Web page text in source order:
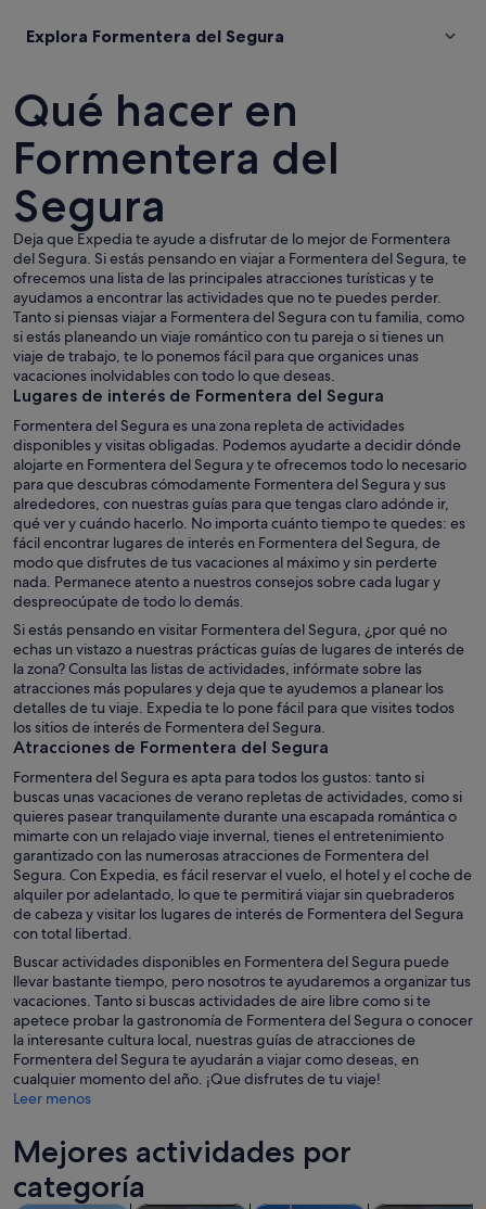
Explora Formentera del Segura
Qué hacer en
Formentera del
Segura
Deja que Expedia te ayude a disfrutar de lo mejor de Formentera
del Segura. Si estás pensando en viajar a Formentera del Segura, te
ofrecemos una lista de las principales atracciones turísticas y te
ayudamos a encontrar las actividades que no te puedes perder.
Tanto si piensas viajar a Formentera del Segura con tu familia, como
si estás planeando un viaje romántico con tu pareja o si tienes un
viaje de trabajo, te lo ponemos fácil para que organices unas
vacaciones inolvidables con todo lo que deseas.
Lugares de interés de Formentera del Segura
Formentera del Segura es una zona repleta de actividades
disponibles y visitas obligadas. Podemos ayudarte a decidir dónde
alojarte en Formentera del Segura y te ofrecemos todo lo necesario
para que descubras cómodamente Formentera del Segura y sus
alrededores, con nuestras guías para que tengas claro adónde ir,
qué ver y cuándo hacerlo. No importa cuánto tiempo te quedes: es
fácil encontrar lugares de interés en Formentera del Segura, de
modo que disfrutes de tus vacaciones al máximo y sin perderte
nada. Permanece atento a nuestros consejos sobre cada lugar y
despreocúpate de todo lo demás.
Si estás pensando en visitar Formentera del Segura, ¿por qué no
echas un vistazo a nuestras prácticas guías de lugares de interés de
la zona? Consulta las listas de actividades, infórmate sobre las
atracciones más populares y deja que te ayudemos a planear los
detalles de tu viaje. Expedia te lo pone fácil para que visites todos
los sitios de interés de Formentera del Segura.
Atracciones de Formentera del Segura
Formentera del Segura es apta para todos los gustos: tanto si
buscas unas vacaciones de verano repletas de actividades, como si
quieres pasear tranquilamente durante una escapada romántica o
mimarte con un relajado viaje invernal, tienes el entretenimiento
garantizado con las numerosas atracciones de Formentera del
Segura. Con Expedia, es fácil reservar el vuelo, el hotel y el coche de
alquiler por adelantado, lo que te permitirá viajar sin quebraderos
de cabeza y visitar los lugares de interés de Formentera del Segura
con total libertad.
Buscar actividades disponibles en Formentera del Segura puede
llevar bastante tiempo, pero nosotros te ayudaremos a organizar tus
vacaciones. Tanto si buscas actividades de aire libre como si te
apetece probar la gastronomía de Formentera del Segura o conocer
la interesante cultura local, nuestras guías de atracciones de
Formentera del Segura te ayudarán a viajar como deseas, en
cualquier momento del año. ¡Que disfrutes de tu viaje!
Leer menos
Mejores actividades por
categoría